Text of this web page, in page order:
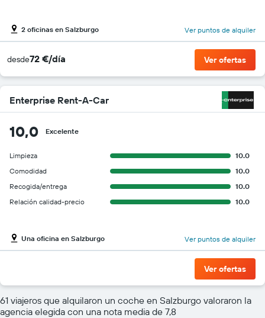
2 oficinas en Salzburgo Ver puntos de alquiler
desde72 €/día Ver ofertas
Enterprise Rent-A-Car
10,0 Excelente
Limpieza
10.0
Comodidad
10.0
Recogida/entrega
10.0
Relación calidad-precio
10.0
Una oficina en Salzburgo Ver puntos de alquiler
Ver ofertas
61 viajeros que alquilaron un coche en Salzburgo valoraron la
agencia elegida con una nota media de 7,8